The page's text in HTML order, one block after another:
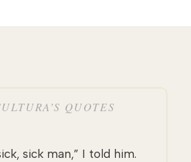
QUOTES
sick man,” I told him.